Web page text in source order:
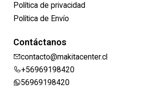
Política de privacidad
Política de Envío
Contáctanos
contacto@makitacenter.cl
+56969198420
56969198420